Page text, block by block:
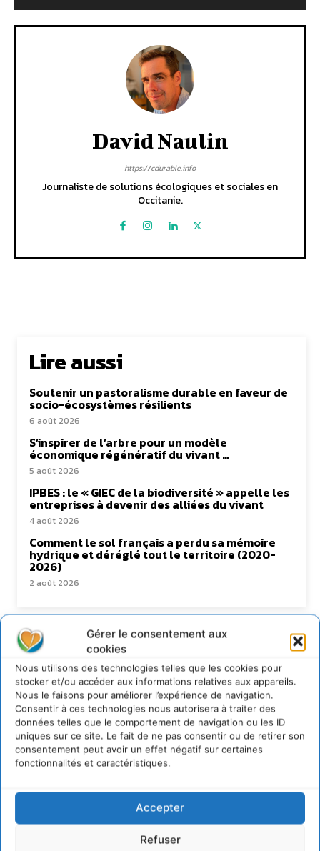
Gérer le consentement aux
cookies
Nous utilisons des technologies telles que les cookies pour
stocker et/ou accéder aux informations relatives aux appareils.
Nous le faisons pour améliorer l’expérience de navigation.
Consentir à ces technologies nous autorisera à traiter des
données telles que le comportement de navigation ou les ID
uniques sur ce site. Le fait de ne pas consentir ou de retirer son
consentement peut avoir un effet négatif sur certaines
fonctionnalités et caractéristiques.
Accepter
Refuser
David Naulin
https://cdurable.info
Journaliste de solutions écologiques et sociales en
Occitanie.
Lire aussi
Soutenir un pastoralisme durable en faveur de
socio-écosystèmes résilients
6 août 2026
S’inspirer de l’arbre pour un modèle
économique régénératif du vivant …
5 août 2026
IPBES : le « GIEC de la biodiversité » appelle les
entreprises à devenir des alliées du vivant
4 août 2026
Comment le sol français a perdu sa mémoire
hydrique et déréglé tout le territoire (2020-
2026)
2 août 2026
Newsletter
JE M'ABONNE